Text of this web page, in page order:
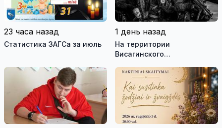
23 часа назад
Статистика ЗАГСа за июль
1 день назад
На территории
Висагинского
международные
антитеррористические
учения «Baltic Shadow»